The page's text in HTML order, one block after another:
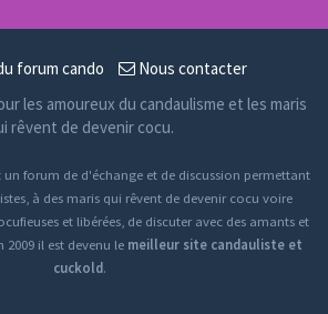
forum cando Nous contacter
les amoureux du candaulisme et les maris
rêvent de devenir cocu.
forum de d'échange et de discussion permettant
à des maris qui rêvent de devenir cocu voire
et libérées, de discuter avec des amants et
2009 il est devenu le meilleur site candauliste et
cuckold.